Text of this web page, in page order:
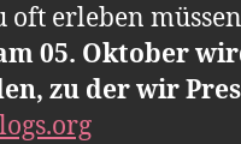
erleben
05. Oktober
zu der wir